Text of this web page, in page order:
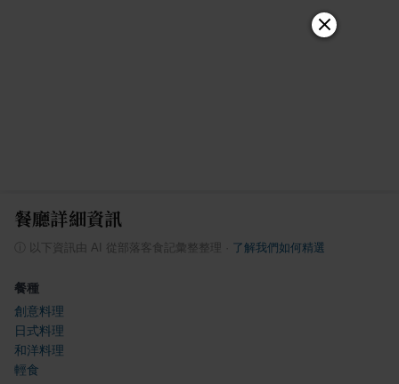
餐廳詳細資訊
ⓘ 以下資訊由 AI 從部落客食記彙整整理 了解我們如何精選
餐種
創意料理
日式料理
和洋料理
輕食